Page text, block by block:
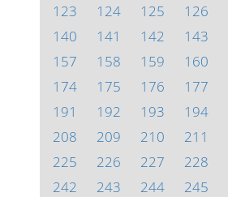
123
124 125 126
140
141 142 143
157
158 159 160
174
175 176 177
191
192 193 194
208
209 210 211
225
226 227 228
242
243 244 245